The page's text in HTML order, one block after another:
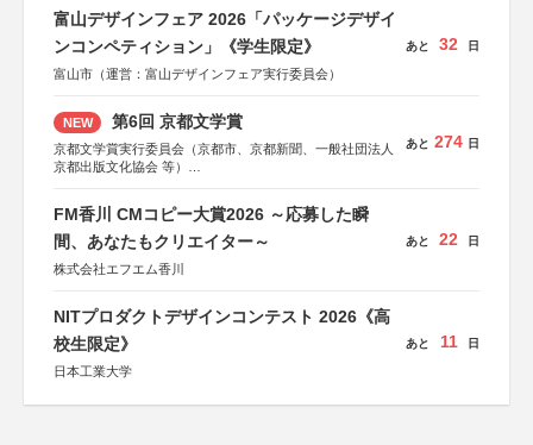
富山デザインフェア 2026「パッケージデザイ
ンコンペティション」《学生限定》
富山市（運営：富山デザインフェア実行委員会）
あと 32 日
NEW 第6回 京都文学賞
京都文学賞実行委員会（京都市、京都新聞、一般社団法人
京都出版文化協会 等）
KADOKAWA、河出書房新社、幻冬舎、講談社、光文社、
集英社、小学館、祥伝社、新潮社、淡交社、ちいさいミシ
マ社、徳間書店、早川書房、PHP研究所、双葉社、文藝春
秋、ポプラ社、毎日新聞出版
あと 274 日
FM香川 CMコピー大賞2026 ～応募した瞬
間、あなたもクリエイター～
株式会社エフエム香川
あと 22 日
NITプロダクトデザインコンテスト 2026《高
校生限定》
日本工業大学
あと 11 日